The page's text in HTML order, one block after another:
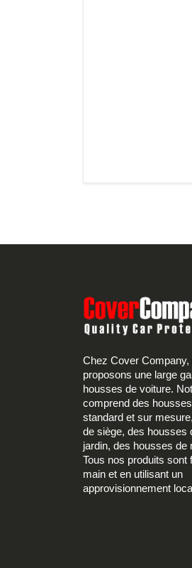
Chez Cover Company,
proposons une large
housses de voiture.
comprend des
standard et sur
de siège, des housses
jardin, des housses de
Tous nos produits sont
main et en utilisant un
approvisionnement